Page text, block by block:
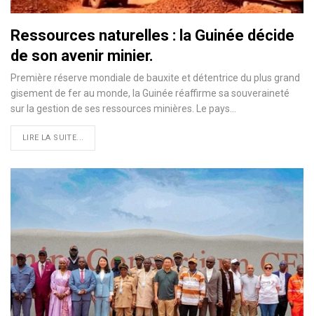
Ressources naturelles : la Guinée décide
de son avenir minier.
Première réserve mondiale de bauxite et détentrice du plus grand
gisement de fer au monde, la Guinée réaffirme sa souveraineté
sur la gestion de ses ressources minières. Le pays…
LIRE LA SUITE...